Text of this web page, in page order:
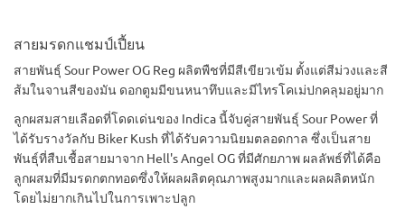
สายมรดกแชมป์เปี้ยน
สายพันธุ์ Sour Power OG Reg ผลิตพืชที่มีสีเขียวเข้ม ตั้งแต่สีม่วงและสี
ส้มในจานสีของมัน ดอกตูมมีขนหนาทึบและมีไทรโคเม่ปกคลุมอยู่มาก
ลูกผสมสายเลือดที่โดดเด่นของ Indica นี้จับคู่สายพันธุ์ Sour Power ที่
ได้รับรางวัลกับ Biker Kush ที่ได้รับความนิยมตลอดกาล ซึ่งเป็นสาย
พันธุ์ที่สืบเชื้อสายมาจาก Hell's Angel OG ที่มีศักยภาพ ผลลัพธ์ที่ได้คือ
ลูกผสมที่มีมรดกตกทอดซึ่งให้ผลผลิตคุณภาพสูงมากและผลผลิตหนัก
โดยไม่ยากเกินไปในการเพาะปลูก